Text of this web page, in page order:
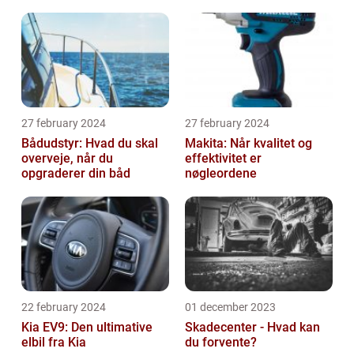
27 february 2024
Bådudstyr: Hvad du skal
overveje, når du
opgraderer din båd
27 february 2024
Makita: Når kvalitet og
effektivitet er
nøgleordene
22 february 2024
Kia EV9: Den ultimative
elbil fra Kia
01 december 2023
Skadecenter - Hvad kan
du forvente?